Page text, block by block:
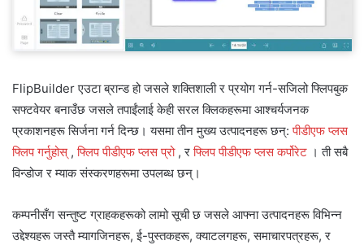
FlipBuilder एउटा ब्रान्ड हो जसले शक्तिशाली र प्रयोग गर्न-सजिलो फ्लिपबुक
सफ्टवेयर बनाउँछ जसले तपाईंलाई केही सरल क्लिकहरूमा आश्चर्यजनक
प्रकाशनहरू सिर्जना गर्न दिन्छ। यसमा तीन मुख्य उत्पादनहरू छन्:पीडीएफ प्लस
फ्लिप गर्नुहोस्,फ्लिप पीडीएफ प्लस प्रो, रफ्लिप पीडीएफ प्लस कर्पोरेट । ती सबै
विन्डोज र म्याक संस्करणहरूमा उपलब्ध छन्।
कम्पनीसँग सन्तुष्ट ग्राहकहरूको लामो सूची छ जसले आफ्ना उत्पादनहरू विभिन्न
उद्देश्यहरू जस्तै म्यागजिनहरू, ई-पुस्तकहरू, क्याटलगहरू, समाचारपत्रहरू, र